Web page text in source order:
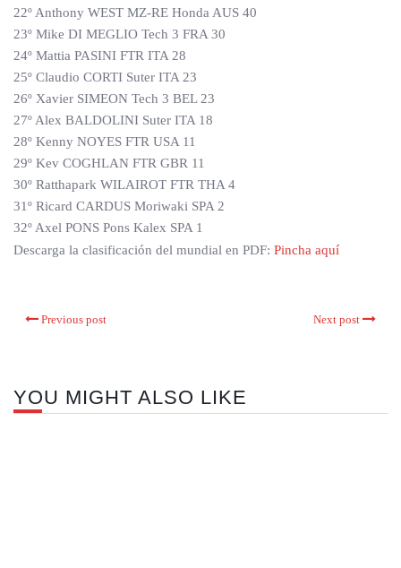
22º Anthony WEST MZ-RE Honda AUS 40
23º Mike DI MEGLIO Tech 3 FRA 30
24º Mattia PASINI FTR ITA 28
25º Claudio CORTI Suter ITA 23
26º Xavier SIMEON Tech 3 BEL 23
27º Alex BALDOLINI Suter ITA 18
28º Kenny NOYES FTR USA 11
29º Kev COGHLAN FTR GBR 11
30º Ratthapark WILAIROT FTR THA 4
31º Ricard CARDUS Moriwaki SPA 2
32º Axel PONS Pons Kalex SPA 1
Descarga la clasificación del mundial en PDF: Pincha aquí
Previous post Next post
YOU MIGHT ALSO LIKE